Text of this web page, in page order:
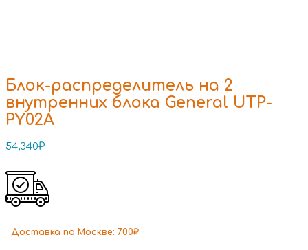
Блок-распределитель на 2
внутренних блока General UTP-
PY02A
54,340₽
Доставка по Москве: 700₽